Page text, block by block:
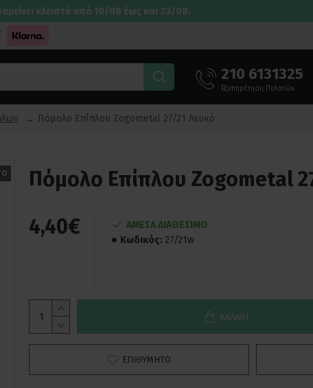
κλειστό από 10/08 έως και 23/08.
210 6131325
Εξυπηρέτηση Πελατών
Πόμολο Επίπλου Zogometal 27/21 Λευκό
Πόμολο Επίπλου Zogometal
4,40€
ΑΜΕΣΑ ΔΙΑΘΕΣΙΜΟ
Κωδικός: 27/21w
ΚΑΛΆΘΙ
ΕΠΙΘΥΜΗΤΌ